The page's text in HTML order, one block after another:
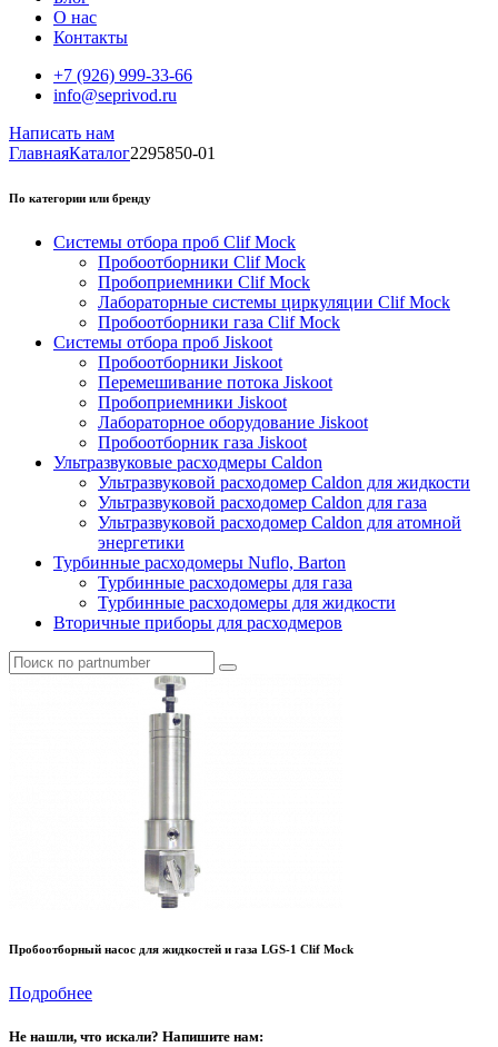
О нас
Контакты
+7 (926) 999-33-66
info@seprivod.ru
Написать нам
ГлавнаяКаталог2295850-01
По категории или бренду
Системы отбора проб Clif Mock
Пробоотборники Clif Mock
Пробоприемники Clif Mock
Лабораторные системы циркуляции Clif Mock
Пробоотборники газа Clif Mock
Системы отбора проб Jiskoot
Пробоотборники Jiskoot
Перемешивание потока Jiskoot
Пробоприемники Jiskoot
Лабораторное оборудование Jiskoot
Пробоотборник газа Jiskoot
Ультразвуковые расходмеры Caldon
Ультразвуковой расходомер Caldon для жидкости
Ультразвуковой расходомер Caldon для газа
Ультразвуковой расходомер Caldon для атомной
энергетики
Турбинные расходомеры Nuflo, Barton
Турбинные расходомеры для газа
Турбинные расходомеры для жидкости
Вторичные приборы для расходмеров
Пробоотборный насос для жидкостей и газа LGS-1 Clif Mock
Подробнее
Не нашли, что искали? Напишите нам: